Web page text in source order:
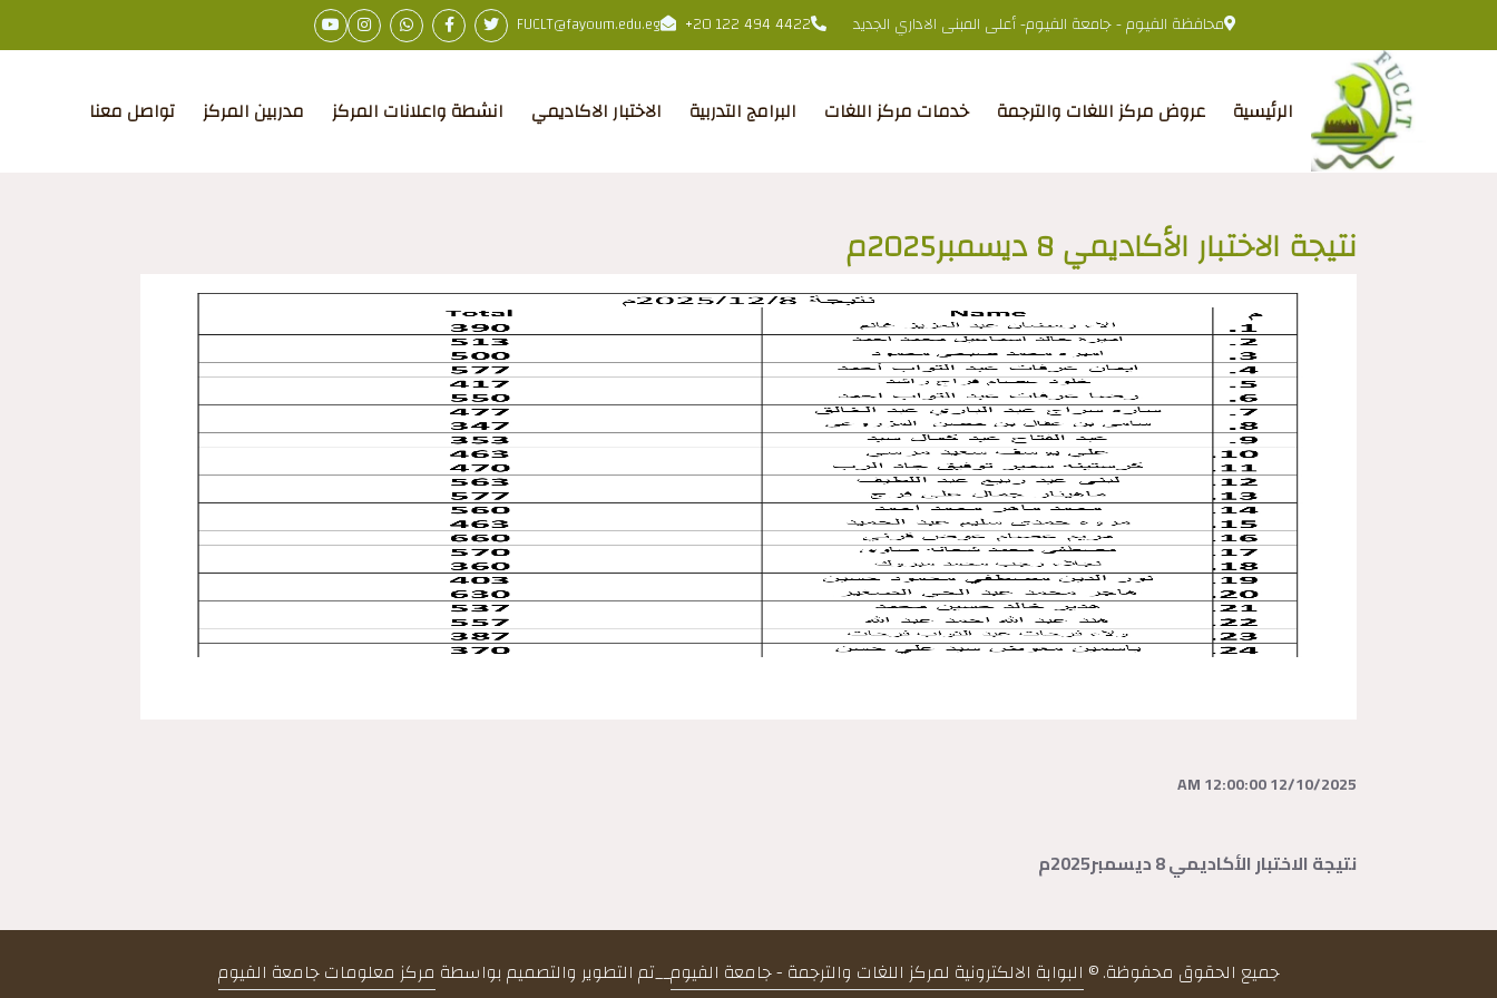
محافظة الفيوم - جامعة الفيوم- أعلى المبنى الاداري الجديد +20 122 494 4422
FUCLT@fayoum.edu.eg
الرئيسية عروض مركز اللغات والترجمة خدمات مركز اللغات البرامج التدربية الاختبار الاكاديمي انشطة واعلانات المركز مدربين المركز تواصل معنا
نتيجة الاختبار الأكاديمي 8 ديسمبر2025م
12/10/2025 12:00:00 AM
نتيجة الاختبار الأكاديمي 8 ديسمبر2025م
جميع الحقوق محفوظة. © البوابة الالكترونية لمركز اللغات والترجمة - جامعة الفيوم__تم التطوير والتصميم بواسطة مركز معلومات جامعة الفيوم